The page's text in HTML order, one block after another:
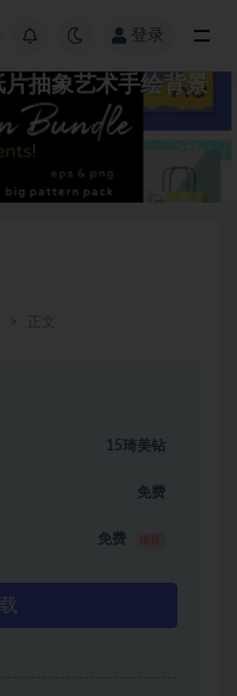
登录
抽象艺术手绘背景
15琦美钻
免费
免费